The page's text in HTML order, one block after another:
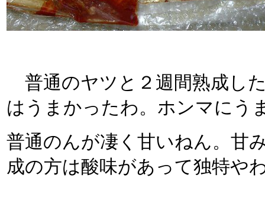
普通のヤツと２週間熟成し
はうまかったわ。ホンマにう
普通のんが凄く甘いねん。甘
成の方は酸味があって独特や